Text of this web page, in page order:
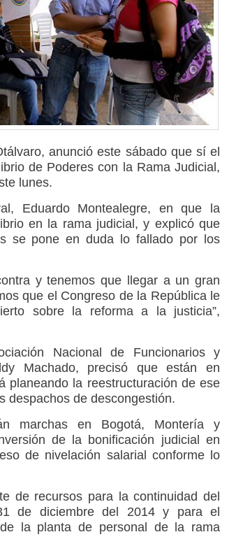
anunció este sábado que sí el
de Poderes con la Rama Judicial,
lunes.
Eduardo Montealegre, en que la
en la rama judicial, y explicó que
se pone en duda lo fallado por los
y tenemos que llegar a un gran
que el Congreso de la República le
sobre la reforma a la justicia”,
Nacional de Funcionarios y
Machado, precisó que están en
planeando la reestructuración de ese
despachos de descongestión.
marchas en Bogotá, Montería y
de la bonificación judicial en
de nivelación salarial conforme lo
de recursos para la continuidad del
de diciembre del 2014 y para el
la planta de personal de la rama